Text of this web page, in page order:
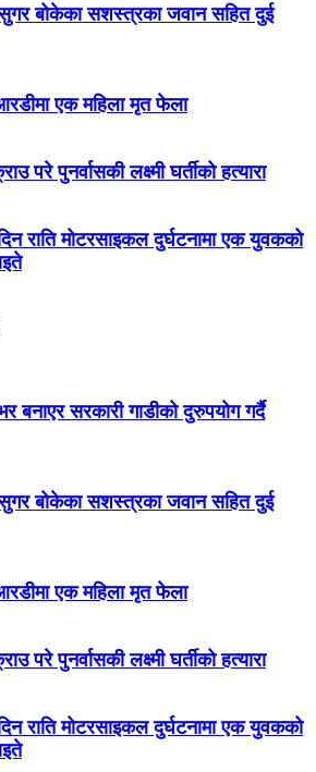
सुगर बोकेका सशस्त्रका जवान सहित दुई
एक महिला मृत फेला
परे पुनर्वासकी लक्ष्मी घर्तीको हत्यारा
राति मोटरसाइकल दुर्घटनामा एक युवकको
बनाएर सरकारी गाडीको दुरुपयोग गर्दै
सुगर बोकेका सशस्त्रका जवान सहित दुई
एक महिला मृत फेला
परे पुनर्वासकी लक्ष्मी घर्तीको हत्यारा
राति मोटरसाइकल दुर्घटनामा एक युवकको